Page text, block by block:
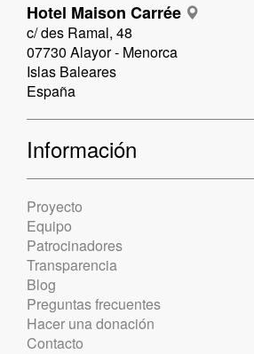
Hotel Maison Carrée
c/ des Ramal, 48
07730 Alayor - Menorca
Islas Baleares
España
Información
Proyecto
Equipo
Patrocinadores
Transparencia
Blog
Preguntas frecuentes
Hacer una donación
Contacto